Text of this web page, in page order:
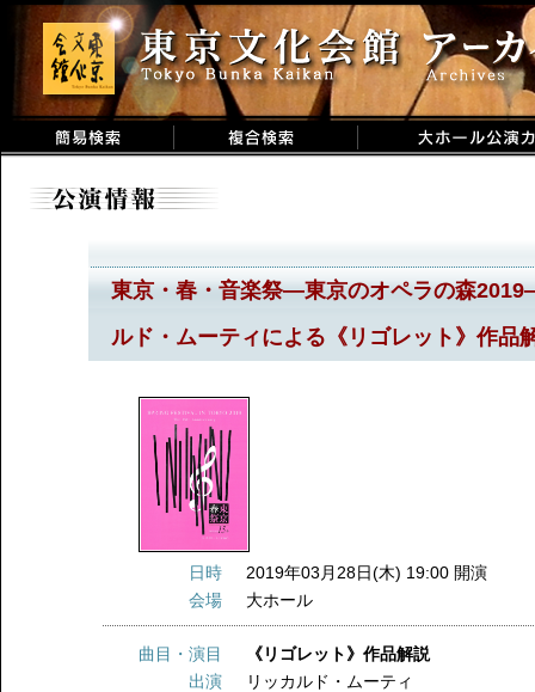
東京・春・音楽祭―東京のオペラの森
ルド・ムーティによる《リゴレット》作品
日時
2019年03月28日(木) 19:00 開演
会場
大ホール
曲目・演目
《リゴレット》作品解説
出演
リッカルド・ムーティ